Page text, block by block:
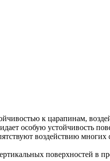
к царапинам,
особую устойчивость
воздействию
поверхностей в